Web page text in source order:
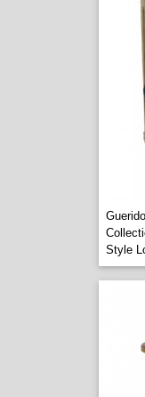
Style